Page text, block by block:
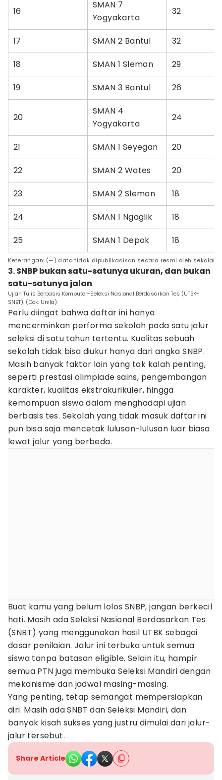
Keterangan: (—) data tidak dipublikasikan secara resmi oleh sekolah.
16
SMAN 7
Yogyakarta
32
17 SMAN 2 Bantul 32
18 SMAN 1 Sleman 29
19 SMAN 3 Bantul 26
20
SMAN 4
Yogyakarta
24
21 SMAN 1 Seyegan 20
22 SMAN 2 Wates 20
23 SMAN 2 Sleman 18
24 SMAN 1 Ngaglik 18
25 SMAN 1 Depok 18
3. SNBP bukan satu-satunya ukuran, dan bukan
satu-satunya jalan
Ujian Tulis Berbasis Komputer-Seleksi Nasional Berdasarkan Tes (UTBK-
SNBT). (Dok. Unila).
Perlu diingat bahwa daftar ini hanya
mencerminkan performa sekolah pada satu jalur
seleksi di satu tahun tertentu. Kualitas sebuah
sekolah tidak bisa diukur hanya dari angka SNBP.
Masih banyak faktor lain yang tak kalah penting,
seperti prestasi olimpiade sains, pengembangan
karakter, kualitas ekstrakurikuler, hingga
kemampuan siswa dalam menghadapi ujian
berbasis tes. Sekolah yang tidak masuk daftar ini
pun bisa saja mencetak lulusan-lulusan luar biasa
lewat jalur yang berbeda.
Buat kamu yang belum lolos SNBP, jangan berkecil
hati. Masih ada Seleksi Nasional Berdasarkan Tes
(SNBT) yang menggunakan hasil UTBK sebagai
dasar penilaian. Jalur ini terbuka untuk semua
siswa tanpa batasan eligible. Selain itu, hampir
semua PTN juga membuka Seleksi Mandiri dengan
mekanisme dan jadwal masing-masing.
Yang penting, tetap semangat mempersiapkan
diri. Masih ada SNBT dan Seleksi Mandiri, dan
banyak kisah sukses yang justru dimulai dari jalur-
jalur tersebut.
Share Article